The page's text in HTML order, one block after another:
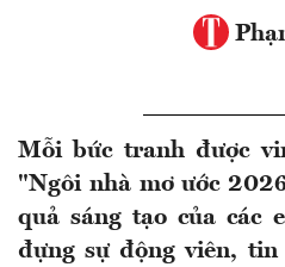
Mỗi bức tranh được
"Ngôi nhà mơ ước
quả sáng tạo của các
đựng sự động viên,